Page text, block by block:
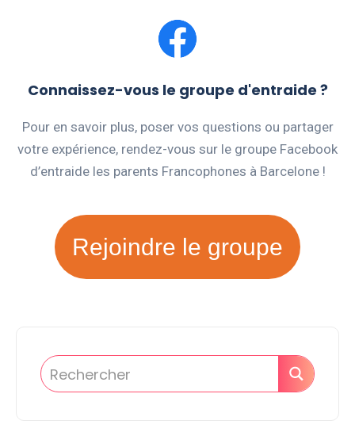
Connaissez-vous le groupe d'entraide ?
Pour en savoir plus, poser vos questions ou partager
votre expérience, rendez-vous sur le groupe Facebook
d’entraide les parents Francophones à Barcelone !
Rejoindre le groupe